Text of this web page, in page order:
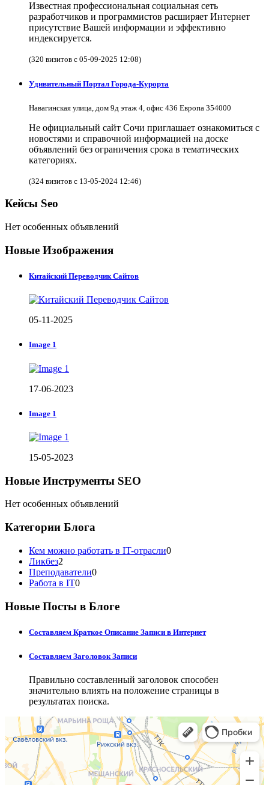
Известная профессиональная социальная сеть
разработчиков и программистов расширяет Интернет
присутствие Вашей информации и эффективно
индексируется.
(320 визитов с 05-09-2025 12:08)
Удивительный Портал Города-Курорта
Навагинская улица, дом 9д этаж 4, офис 436 Европа 354000
Не официальный сайт Сочи приглашает ознакомиться с
новостями и справочной информацией на доске
объявлений без ограничения срока в тематических
категориях.
(324 визитов с 13-05-2024 12:46)
Кейсы Seo
Нет особенных объявлений
Новые Изображения
Китайский Переводчик Сайтов
05-11-2025
Image 1
17-06-2023
Image 1
15-05-2023
Новые Инструменты SEO
Нет особенных объявлений
Категории Блога
Кем можно работать в IT-отрасли0
Ликбез2
Преподаватели0
Работа в IT0
Новые Посты в Блоге
Составляем Краткое Описание Записи в Интернет
Составляем Заголовок Записи
Правильно составленный заголовок способен
значительно влиять на положение страницы в
результатах поиска.